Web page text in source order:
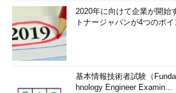
2020年に向けて企業が開始
トナージャパンが4つのポ
基本情報技術者試験（
hnology Engineer Examin...